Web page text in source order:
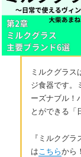
ミルクグラス
ジ食器です。
ーズナブル！
とができる「
『ミルクグ
はこちらから！